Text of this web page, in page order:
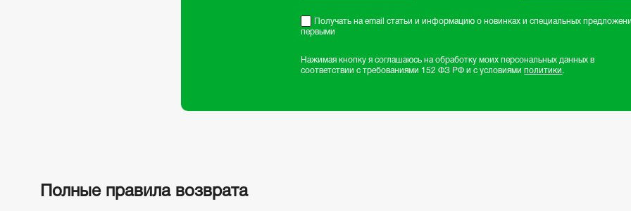
Получать на email статьи и информацию о новинках и специальных
первыми
Нажимая кнопку я соглашаюсь на обработку моих персональных данных в
соответствии с требованиями 152 ФЗ РФ и с условиямиполитики.
Полные правила возврата